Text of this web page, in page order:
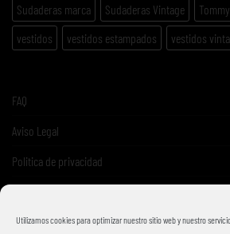
Utilizamos cookies para optimizar nuestro sitio web y nuestro
Sudaderas marca
Sudaderas Vintage
vestidos
vestidos estampados vestidos
FAQ
Aviso Legal
Politica de privacidad